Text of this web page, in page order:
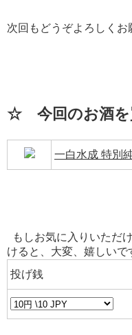
次回もどうぞよろしくお
☆ 今回のお酒を
一白水成 特別
もしお気に入りいただ
けると、大変、嬉しいで
投げ銭